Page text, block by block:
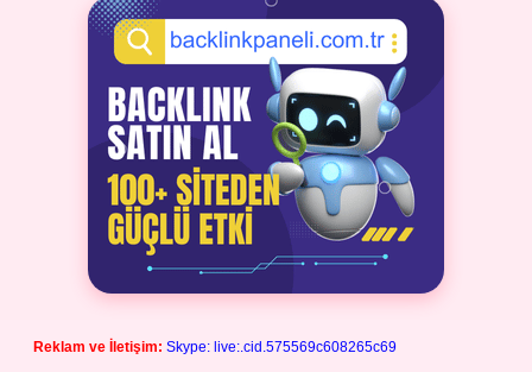
Reklam ve İletişim: Skype: live:.cid.575569c608265c69